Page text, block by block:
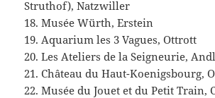
Struthof), Natzwiller
18. Musée Würth, Erstein
19. Aquarium les 3 Vagues, Ottrott
20. Les Ateliers de la Seigneurie,
21. Château du Haut-Koenigsbourg,
22. Musée du Jouet et du Petit Train,